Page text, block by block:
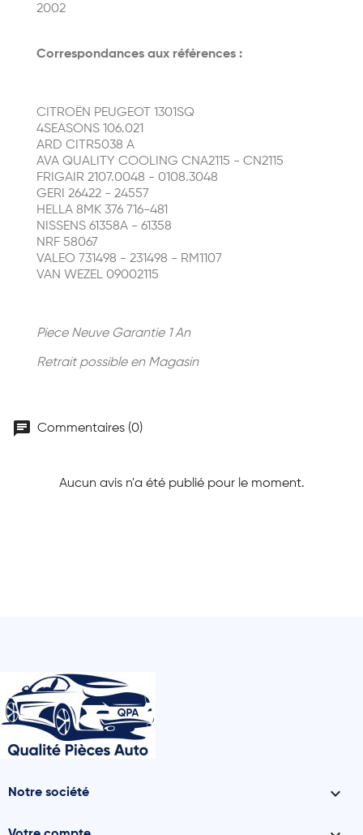
2002
Correspondances aux références :
CITROËN PEUGEOT 1301SQ
4SEASONS 106.021
ARD CITR5038 A
AVA QUALITY COOLING CNA2115 - CN2115
FRIGAIR 2107.0048 - 0108.3048
GERI 26422 - 24557
HELLA 8MK 376 716-481
NISSENS 61358A - 61358
NRF 58067
VALEO 731498 - 231498 - RM1107
VAN WEZEL 09002115
Piece Neuve Garantie 1 An
Retrait possible en Magasin
chat Commentaires (0)
Aucun avis n'a été publié pour le moment.
Notre société 